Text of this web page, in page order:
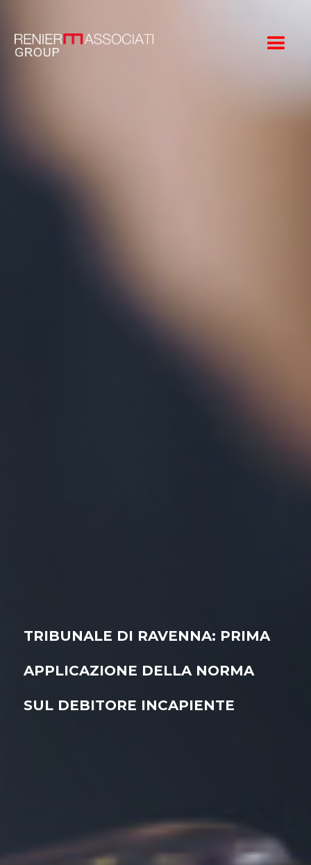
TRIBUNALE DI RAVENNA: PRIMA
APPLICAZIONE DELLA NORMA
SUL DEBITORE INCAPIENTE